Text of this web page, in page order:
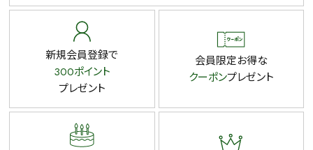
新規会員登録で
300ポイント
プレゼント
会員限定お得な
クーポンプレゼント